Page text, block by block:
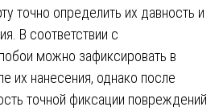
точно определить их давность и
В соответствии с
можно зафиксировать в
их нанесения, однако после
точной фиксации повреждений